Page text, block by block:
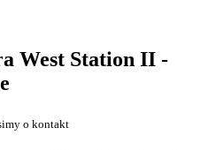
West Station II -
o kontakt